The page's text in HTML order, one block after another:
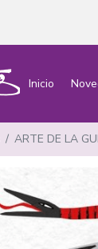
Inicio
ARTE DE LA